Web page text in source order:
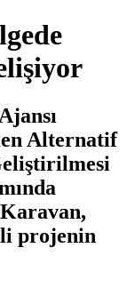
Alternatif
projenin